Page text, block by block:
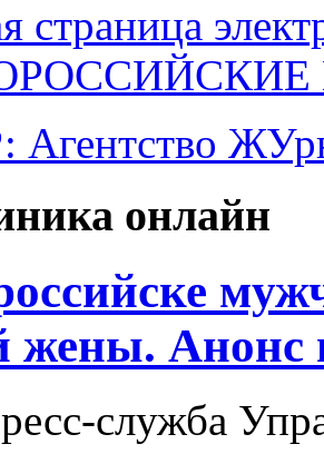
страница
онлайн
жены. Анонс
служба